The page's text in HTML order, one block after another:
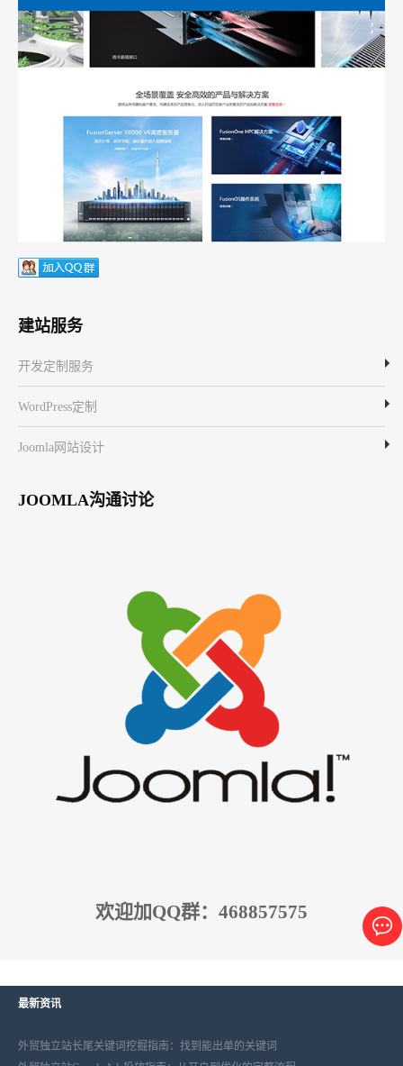
建站服务
开发定制服务
WordPress定制
Joomla网站设计
JOOMLA沟通讨论
欢迎加QQ群：468857575
最新资讯
外贸独立站长尾关键词挖掘指南：找到能出单的关键词